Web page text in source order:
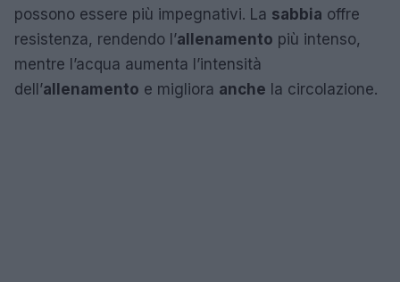
possono essere più impegnativi. La sabbia offre
resistenza, rendendo l’allenamento più intenso,
mentre l’acqua aumenta l’intensità
dell’allenamento e migliora anche la circolazione.